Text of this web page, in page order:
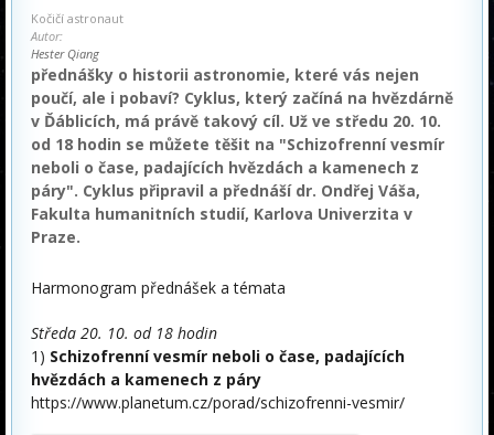
Kočičí astronaut
Autor:
Hester Qiang
přednášky o historii astronomie, které vás nejen
poučí, ale i pobaví? Cyklus, který začíná na hvězdárně
v Ďáblicích, má právě takový cíl. Už ve středu 20. 10.
od 18 hodin se můžete těšit na "Schizofrenní vesmír
neboli o čase, padajících hvězdách a kamenech z
páry". Cyklus připravil a přednáší dr. Ondřej Váša,
Fakulta humanitních studií, Karlova Univerzita v
Praze.
Harmonogram přednášek a témata
Středa 20. 10. od 18 hodin
1) Schizofrenní vesmír neboli o čase, padajících
hvězdách a kamenech z páry
https://www.planetum.cz/porad/schizofrenni-vesmir/